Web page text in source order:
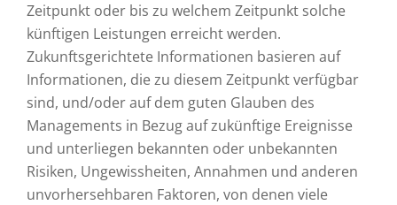
Zeitpunkt oder bis zu welchem Zeitpunkt solche
künftigen Leistungen erreicht werden.
Zukunftsgerichtete Informationen basieren auf
Informationen, die zu diesem Zeitpunkt verfügbar
sind, und/oder auf dem guten Glauben des
Managements in Bezug auf zukünftige Ereignisse
und unterliegen bekannten oder unbekannten
Risiken, Ungewissheiten, Annahmen und anderen
unvorhersehbaren Faktoren, von denen viele